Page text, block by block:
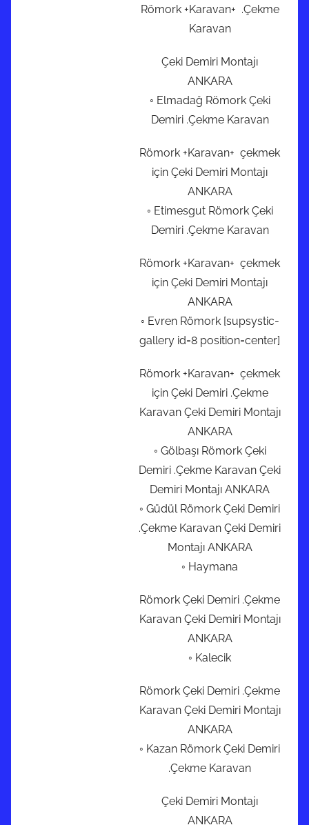
Römork +Karavan+ .Çekme
Karavan
Çeki Demiri Montajı
ANKARA
◦ Elmadağ Römork Çeki
Demiri .Çekme Karavan
Römork +Karavan+ çekmek
için Çeki Demiri Montajı
ANKARA
◦ Etimesgut Römork Çeki
Demiri .Çekme Karavan
Römork +Karavan+ çekmek
için Çeki Demiri Montajı
ANKARA
◦ Evren Römork [supsystic-
gallery id=8 position=center]
Römork +Karavan+ çekmek
için Çeki Demiri .Çekme
Karavan Çeki Demiri Montajı
ANKARA
◦ Gölbaşı Römork Çeki
Demiri .Çekme Karavan Çeki
Demiri Montajı ANKARA
◦ Güdül Römork Çeki Demiri
.Çekme Karavan Çeki Demiri
Montajı ANKARA
◦ Haymana
Römork Çeki Demiri .Çekme
Karavan Çeki Demiri Montajı
ANKARA
◦ Kalecik
Römork Çeki Demiri .Çekme
Karavan Çeki Demiri Montajı
ANKARA
◦ Kazan Römork Çeki Demiri
.Çekme Karavan
Çeki Demiri Montajı
ANKARA